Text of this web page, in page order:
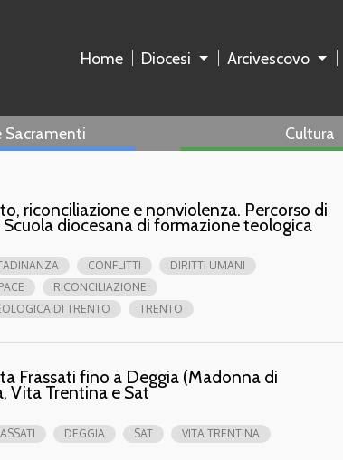
Home Diocesi Arcivescovo
Sacramenti Cultura
riconciliazione e nonviolenza. Percorso di
diocesana di formazione teologica
CONFLITTI
DIRITTI UMANI
RICONCILIAZIONE
DI TRENTO
TRENTO
Frassati fino a Deggia (Madonna di
Vita Trentina e Sat
DEGGIA SAT VITA TRENTINA